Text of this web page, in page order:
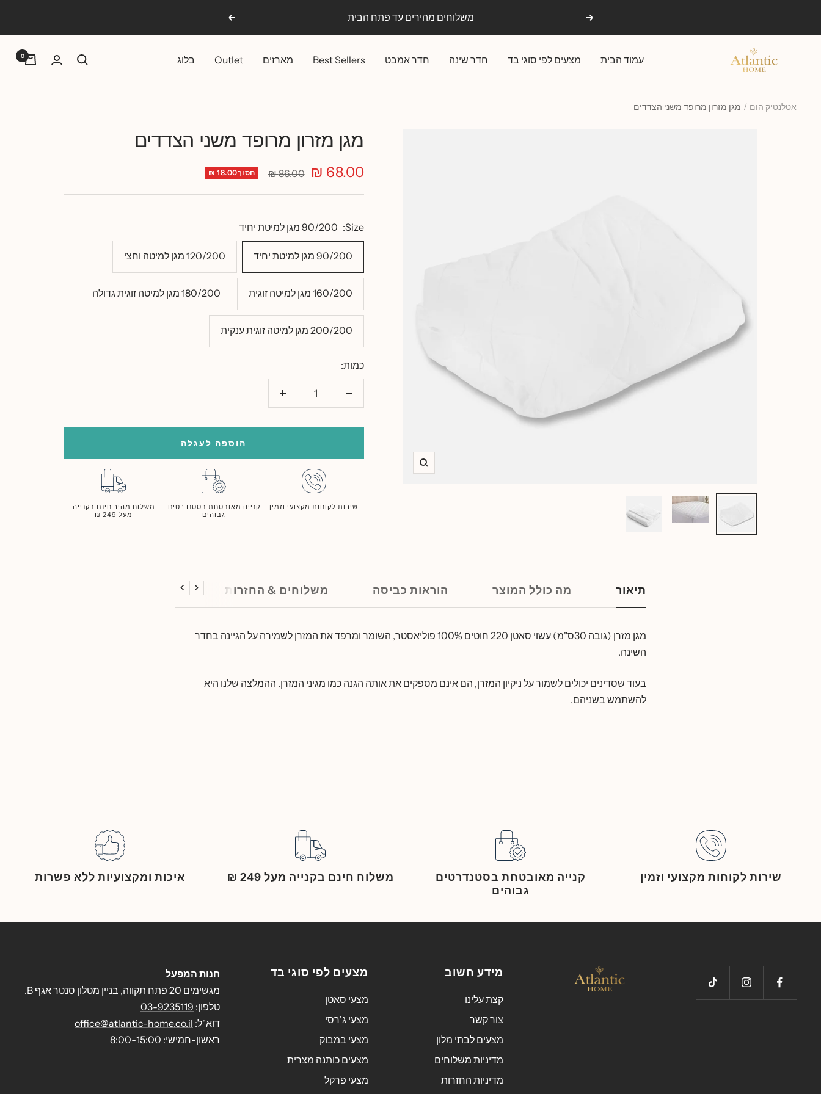
הקודם משלוחים מהירים עד פתח הבית הבא
עמוד הבית מצעים לפי סוגי בד חדר שינה חדר אמבט Best Sellers מארזים Outlet בלוג
אטלנטיק
0
אטלנטיק הום מגן מזרון מרופד משני הצדדים
זום
מגן מזרון מרופד משני הצדדים
מחיר
מבצע
68.00 ₪
מחיר
86.00 ₪ חסוך18.00 ₪
Size: 90/200 מגן למיטת יחיד
90/200 מגן למיטת יחיד 120/200 מגן למיטה וחצי
160/200 מגן למיטה זוגית 180/200 מגן למיטה זוגית גדולה
200/200 מגן למיטה זוגית ענקית
כמות:
הוסף
הוספה לעגלה
שירות לקוחות מקצועי וזמין
קנייה מאובטחת בסטנדרטים
גבוהים
משלוח מהיר חינם בקנייה
מעל 249 ₪
תיאור מה כולל המוצר הוראות כביסה משלוחים & החזרות הקודם
הבא
מגן מזרן (גובה 30ס"מ) עשוי סאטן 220 חוטים 100% פוליאסטר, השומר
ומרפד את המזרן לשמירה על הגיינה בחדר
השינה.
בעוד שסדינים יכולים לשמור על ניקיון המזרן, הם אינם מספקים את אותה הגנה כמו מגיני המזרן. ההמלצה שלנו היא
להשתמש בשניהם.
שירות לקוחות מקצועי וזמין
קנייה מאובטחת בסטנדרטים
גבוהים
משלוח חינם בקנייה מעל 249 ₪ איכות ומקצועיות ללא פשרות
מידע חשוב
קצת עלינו
צור קשר
מצעים לבתי מלון
מדיניות משלוחים
מדיניות החזרות
מצעים לפי סוגי בד
מצעי סאטן
מצעי ג'רסי
מצעי במבוק
מצעים כותנה מצרית
מצעי פרקל
חנות המפעל
מגשימים 20 פתח תקווה, בניין מטלון סנטר אגף B.
טלפון: 03-9235119
דוא"ל: office@atlantic-home.co.il
ראשון-חמישי: 8:00-15:00